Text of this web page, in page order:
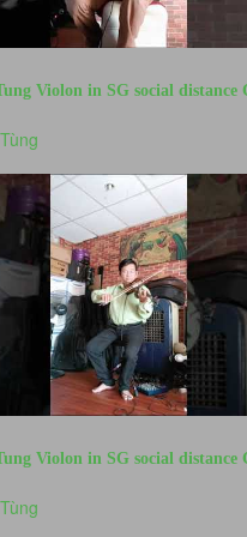
Violon in SG social distance
Violon in SG social distance